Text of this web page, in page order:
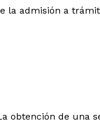
la admisión a
obtención de